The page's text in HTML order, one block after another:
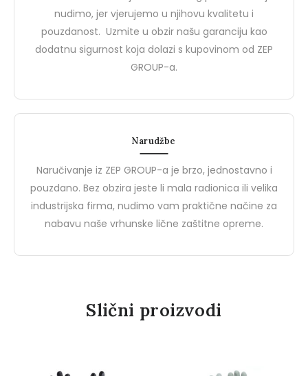
za Kvalitetnu i Pristupačnu
Zaštitnu Opremu
BIZZ, brend od ZEP Groupa,
predstavlja idealan spoj visoke
kvalitete i pristupačne cijene u
Sigurnosti na Radu
Brend Demir Safety
jednog od vodećih
zaštitnih cipela i
nudimo, jer vjerujemo u njihovu kvalitetu i
pouzdanost. Uzmite u obzir našu garanciju kao
dodatnu sigurnost koja dolazi s kupovinom od ZEP
GROUP-a.
Narudžbe
Naručivanje iz ZEP GROUP-a je brzo, jednostavno i
pouzdano. Bez obzira jeste li mala radionica ili velika
industrijska firma, nudimo vam praktične načine za
nabavu naše vrhunske lične zaštitne opreme.
Slični proizvodi